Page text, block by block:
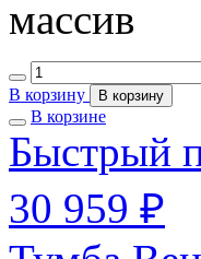
массив
В корзину В корзину
В корзине
Быстрый
30 959 ₽